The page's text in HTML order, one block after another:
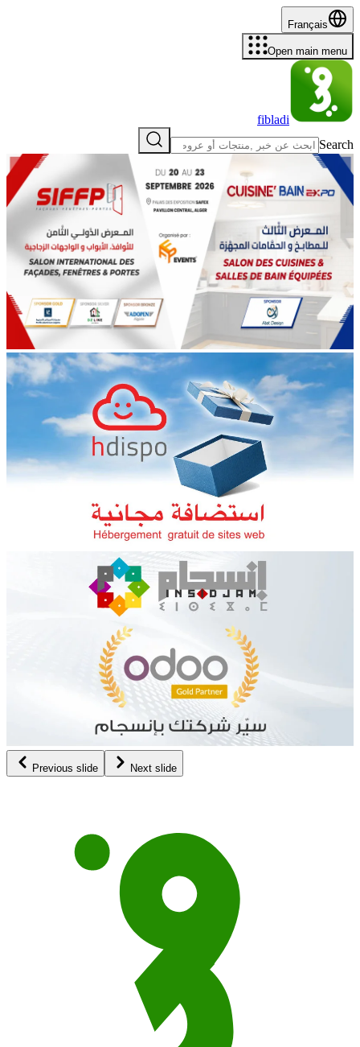
Français
Open main menu
fibladi
Search
Previous slide Next slide